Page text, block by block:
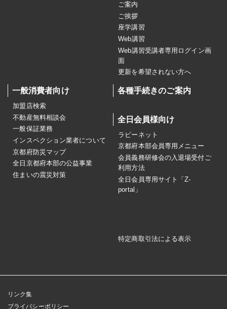
ご案内
ご挨拶
座学講習
Web講習
Web講習受講者専用ログイン画
面
更新を希望されない方へ
一般消費者向け
加盟店検索
不動産無料相談会
一般保証業務
インスペクション業者について
京都府防災マップ
全日京都府本部の公益事業
住まいの震災対策
各種手続きのご案内
全日会員様向け
ラビーネット
京都府本部会員専用メニュー
会員義務研修会の入退場受付ご
利用方法
全日会員専用サイト「Z-
portal」
特定商取引法による表示
リンク集
プライバシーポリシー